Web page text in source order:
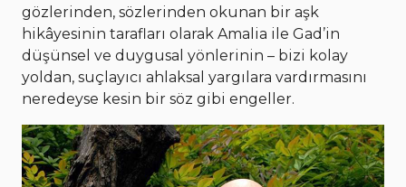
gözlerinden, sözlerinden okunan bir aşk
hikâyesinin tarafları olarak Amalia ile Gad’in
düşünsel ve duygusal yönlerinin – bizi kolay
yoldan, suçlayıcı ahlaksal yargılara vardırmasını
neredeyse kesin bir söz gibi engeller.